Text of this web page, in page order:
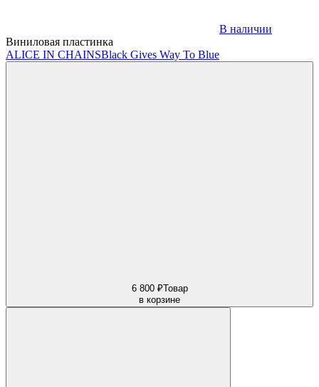
В наличии
Виниловая пластинка
ALICE IN CHAINSBlack Gives Way To Blue
6 800 ₽Товар
в корзине